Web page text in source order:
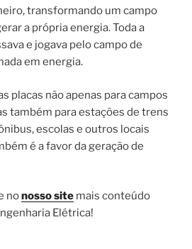
transformando um campo
a própria energia. Toda a
e jogava pelo campo de
em energia.
placas não apenas para campos
também para estações de trens
escolas e outros locais
é a favor da geração de
nonosso site mais conteúdo
Elétrica!